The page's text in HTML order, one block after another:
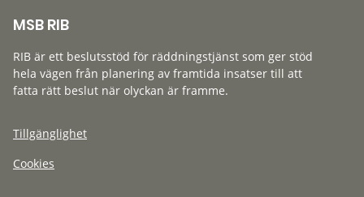
MSB RIB
RIB är ett beslutsstöd för räddningstjänst som ger stöd
hela vägen från planering av framtida insatser till att
fatta rätt beslut när olyckan är framme.
Tillgänglighet
Cookies